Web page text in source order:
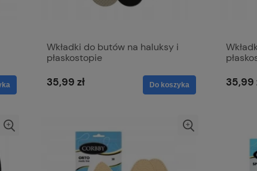
Wkładki do butów na haluksy i
płaskostopie
35,99 zł Do koszyka 35,99